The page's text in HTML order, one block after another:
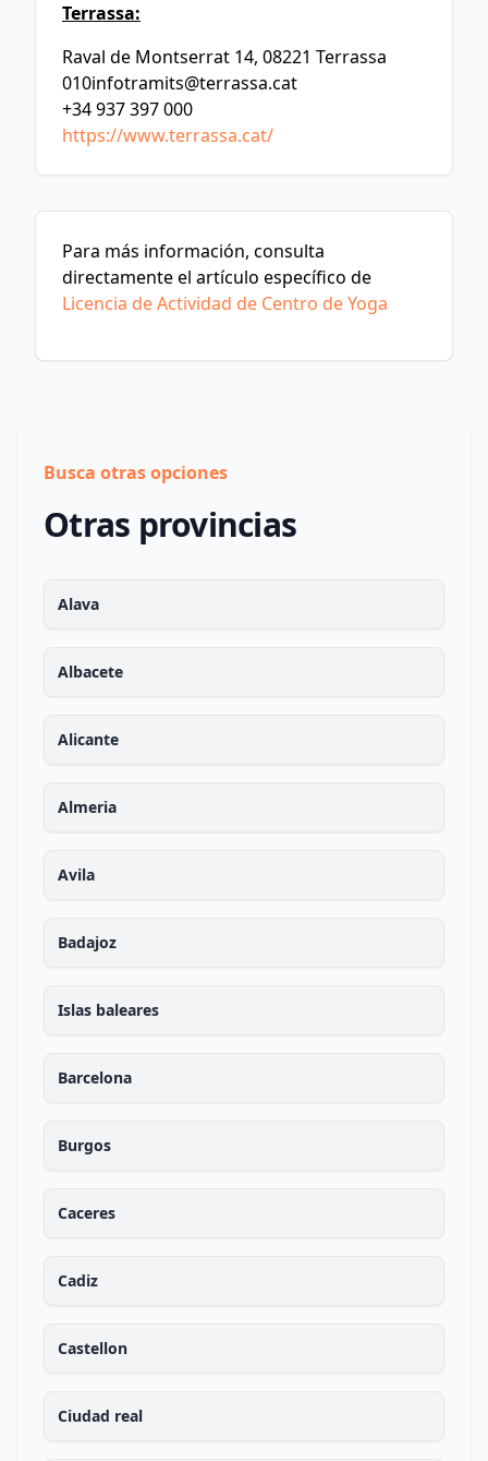
Terrassa:
Raval de Montserrat 14, 08221 Terrassa
010infotramits@terrassa.cat
+34 937 397 000
https://www.terrassa.cat/
Para más información, consulta
directamente el artículo específico de
Licencia de Actividad de Centro de Yoga
Busca otras opciones
Otras provincias
Alava
Albacete
Alicante
Almeria
Avila
Badajoz
Islas baleares
Barcelona
Burgos
Caceres
Cadiz
Castellon
Ciudad real